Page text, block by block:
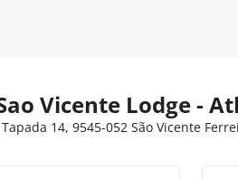
Vicente Lodge -
14, 9545-052 São Vicente